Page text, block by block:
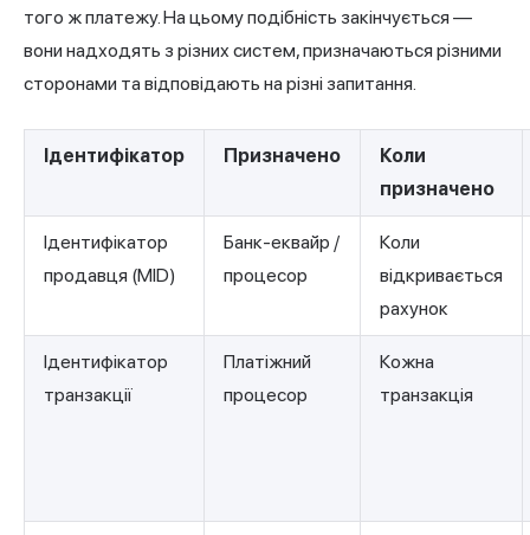
того ж платежу. На цьому подібність закінчується —
вони надходять з різних систем, призначаються різними
сторонами та відповідають на різні запитання.
Ідентифікатор Призначено
Коли
призначено
Ідентифікатор
продавця (MID)
Банк-еквайр /
процесор
Коли
відкривається
рахунок
Ідентифікатор
транзакції
Платіжний
процесор
Кожна
транзакція